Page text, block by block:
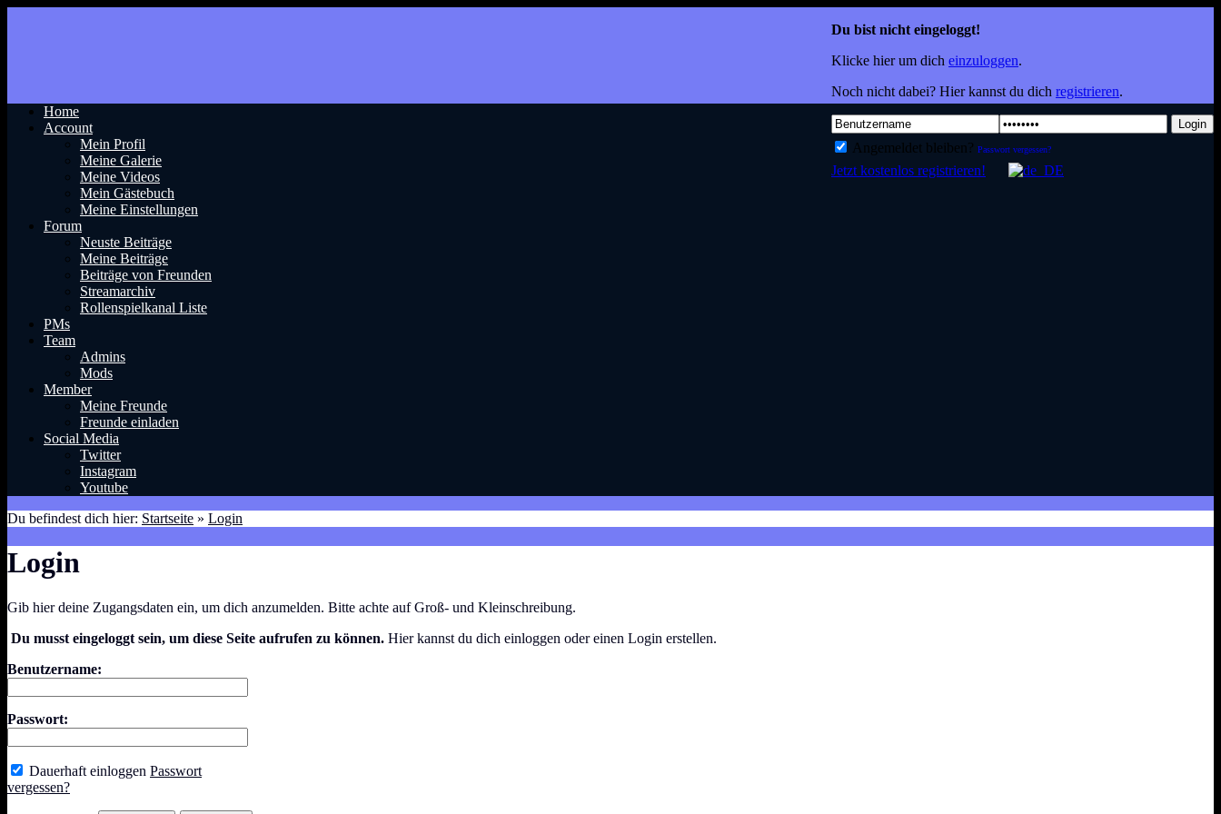
Du bist nicht eingeloggt!
Klicke hier um dich einzuloggen.
Noch nicht dabei? Hier kannst du dich registrieren.
Login
Angemeldet bleiben? Passwort vergessen?
Jetzt kostenlos registrieren!
Home
Account
Mein Profil
Meine Galerie
Meine Videos
Mein Gästebuch
Meine Einstellungen
Forum
Neuste Beiträge
Meine Beiträge
Beiträge von Freunden
Streamarchiv
Rollenspielkanal Liste
PMs
Team
Admins
Mods
Member
Meine Freunde
Freunde einladen
Social Media
Twitter
Instagram
Youtube
Du befindest dich hier: Startseite » Login
Login
Gib hier deine Zugangsdaten ein, um dich anzumelden. Bitte achte auf Groß- und Kleinschreibung.
Du musst eingeloggt sein, um diese Seite aufrufen zu können. Hier kannst du dich einloggen oder einen Login erstellen.
Benutzername:
Passwort:
Dauerhaft einloggen Passwort
vergessen?